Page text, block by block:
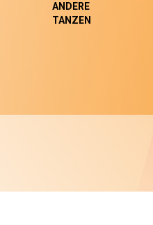
ANDERE
TANZEN